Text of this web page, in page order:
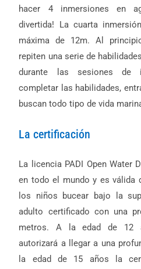
hacer 4 inmersiones en
divertida! La cuarta
máxima de 12m. Al
repiten una serie de
durante las sesiones de
completar las habilidades,
buscan todo tipo de vida
La certificación
La licencia PADI Open Water
en todo el mundo y es válida
los niños bucear bajo la
adulto certificado con una
metros. A la edad de 12
autorizará a llegar a una
la edad de 15 años la